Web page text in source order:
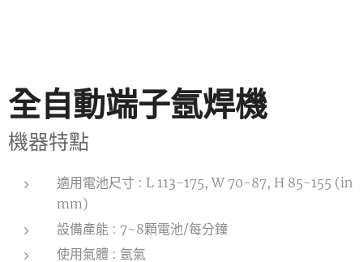
全自動端子氬焊機
機器特點
適用電池尺寸 : L 113-175, W 70-87, H 85-155 (in
mm)
設備產能 : 7~8顆電池/每分鐘
使用氣體 : 氬氣